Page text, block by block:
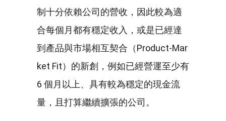
制十分依賴公司的營收，因此較為適
合每個月都有穩定收入，或是已經達
到產品與市場相互契合（Product-Mar
ket Fit）的新創，例如已經營運至少有
6 個月以上、具有較為穩定的現金流
量，且打算繼續擴張的公司。